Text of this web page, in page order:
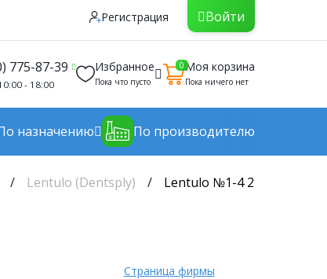
Регистрация Войти
775-87-39
- 18:00
Избранное
Пока что пусто
0Моя корзина
Пока ничего нет
назначению По производителю
Lentulo (Dentsply) Lentulo №1-4 21мм (4шт)
Страница фирмы